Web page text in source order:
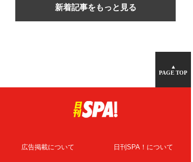
新着記事をもっと見る
▲
PAGE TOP
広告掲載について 日刊SPA！について